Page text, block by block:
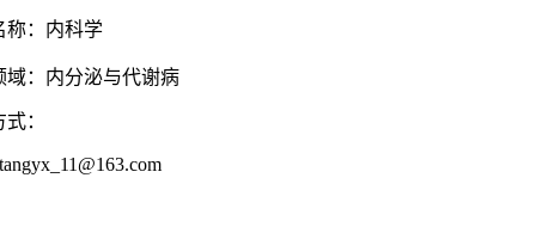
称：内科学
域：内分泌与代谢病
：
tangyx _11@163.com